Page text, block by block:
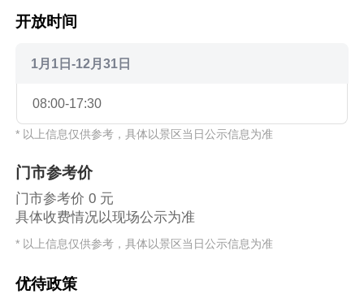
开放时间
1月1日-12月31日
08:00-17:30
* 以上信息仅供参考，具体以景区当日公示信息为准
门市参考价
门市参考价 0 元
具体收费情况以现场公示为准
* 以上信息仅供参考，具体以景区当日公示信息为准
优待政策